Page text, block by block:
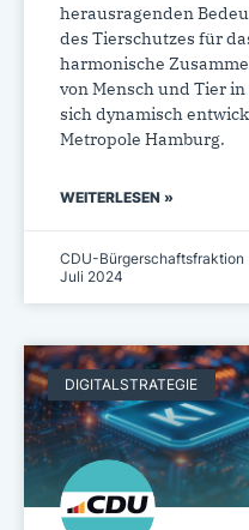
herausragenden
des Tierschutzes für
harmonische
von Mensch und Tier
sich dynamisch
Metropole Hamburg.
WEITERLESEN »
CDU-Bürgerschaftsfraktion
Juli 2024
DIGITALSTRATEGIE